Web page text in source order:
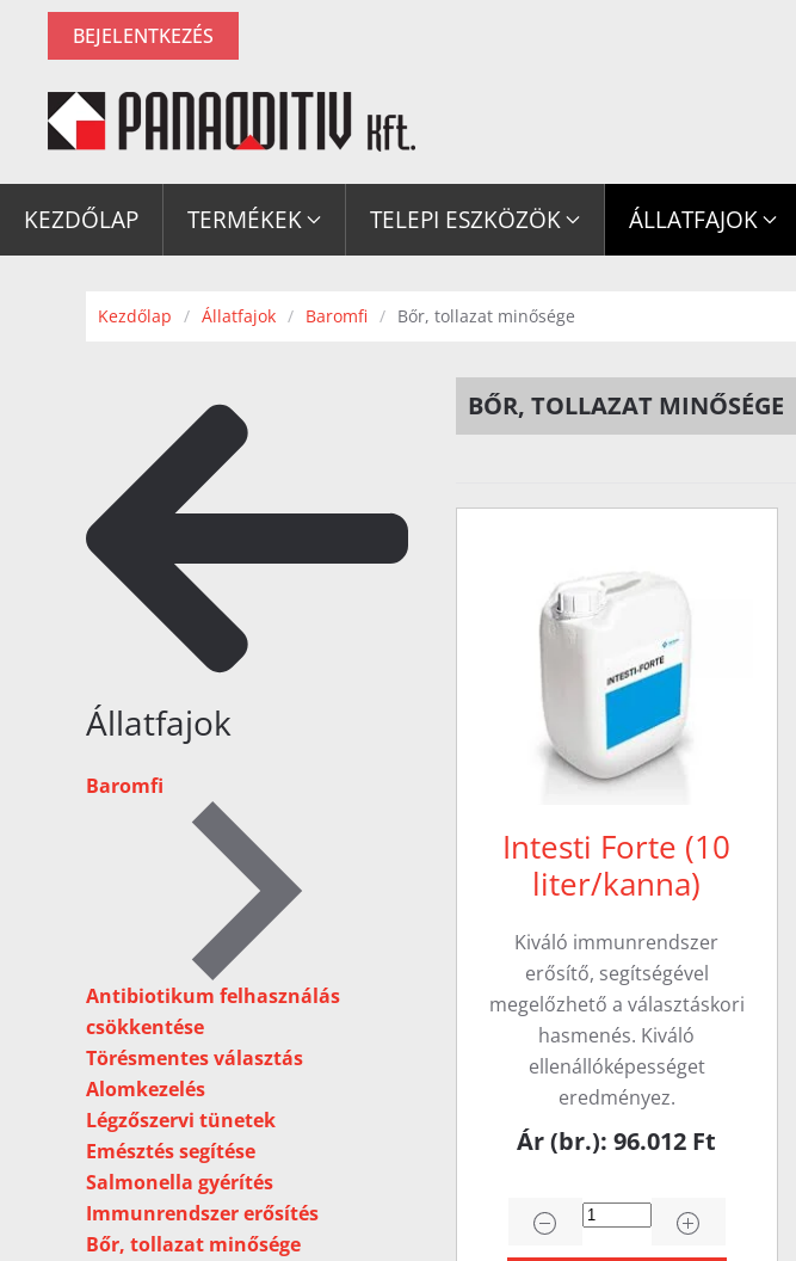
Fő tartalom átugrása
BEJELENTKEZÉS
KEZDŐLAP TERMÉKEK TELEPI ESZKÖZÖK ÁLLATFAJOK
Kezdőlap Állatfajok Baromfi Bőr, tollazat minősége
Állatfajok
Baromfi
Antibiotikum felhasználás
csökkentése
Törésmentes választás
Alomkezelés
Légzőszervi tünetek
Emésztés segítése
Salmonella gyérítés
Immunrendszer erősítés
Bőr, tollazat minősége
BŐR, TOLLAZAT MINŐSÉGE
Intesti Forte (10
liter/kanna)
Kiváló immunrendszer
erősítő, segítségével
megelőzhető a választáskori
hasmenés. Kiváló
ellenállóképességet
eredményez.
Ár (br.): 96.012 Ft